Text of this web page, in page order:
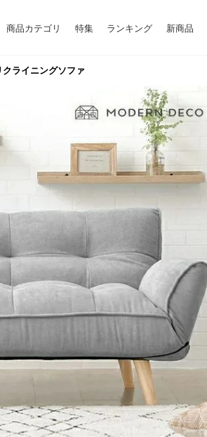
商品カテゴリ 特集 ランキング 新商品
ライニングソファ